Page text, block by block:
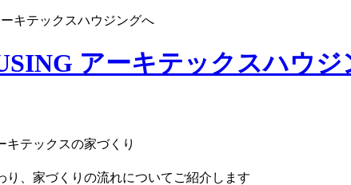
キテックスハウジングへ
キテックスの家づくり
り、家づくりの流れについてご紹介します